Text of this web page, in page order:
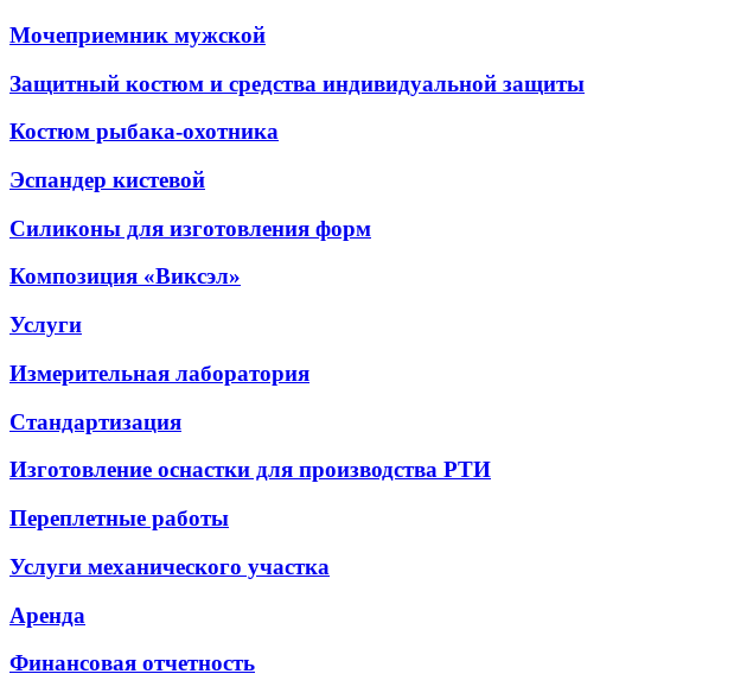
Мочеприемник мужской
Защитный костюм и средства индивидуальной защиты
Костюм рыбака-охотника
Эспандер кистевой
Силиконы для изготовления форм
Композиция «Виксэл»
Услуги
Измерительная лаборатория
Стандартизация
Изготовление оснастки для производства РТИ
Переплетные работы
Услуги механического участка
Аренда
Финансовая отчетность